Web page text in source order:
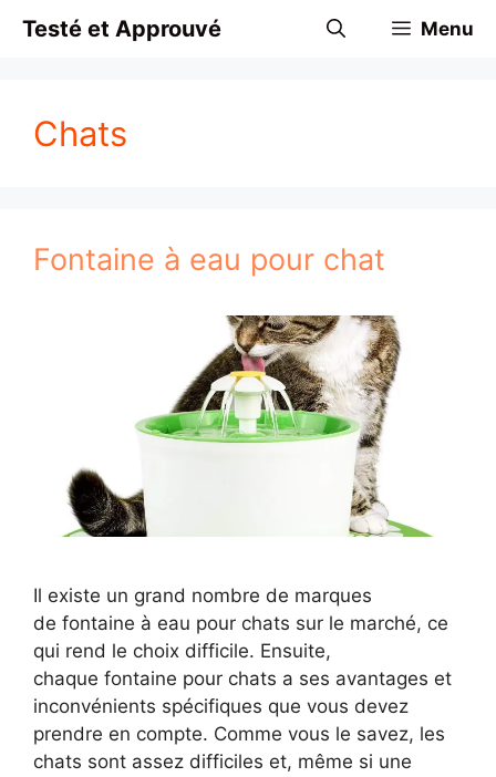
Testé et Approuvé Menu
Chats
Fontaine à eau pour chat
Il existe un grand nombre de marques
de fontaine à eau pour chats sur le marché, ce
qui rend le choix difficile. Ensuite,
chaque fontaine pour chats a ses avantages et
inconvénients spécifiques que vous devez
prendre en compte. Comme vous le savez, les
chats sont assez difficiles et, même si une